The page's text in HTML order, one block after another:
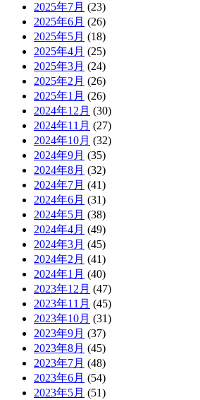
2025年7月 (23)
2025年6月 (26)
2025年5月 (18)
2025年4月 (25)
2025年3月 (24)
2025年2月 (26)
2025年1月 (26)
2024年12月 (30)
2024年11月 (27)
2024年10月 (32)
2024年9月 (35)
2024年8月 (32)
2024年7月 (41)
2024年6月 (31)
2024年5月 (38)
2024年4月 (49)
2024年3月 (45)
2024年2月 (41)
2024年1月 (40)
2023年12月 (47)
2023年11月 (45)
2023年10月 (31)
2023年9月 (37)
2023年8月 (45)
2023年7月 (48)
2023年6月 (54)
2023年5月 (51)